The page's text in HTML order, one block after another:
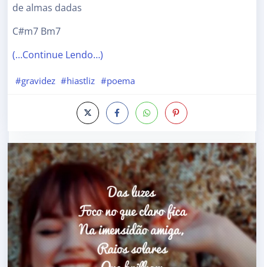
de almas dadas
C#m7 Bm7
(…Continue Lendo…)
#gravidez #hiastliz #poema